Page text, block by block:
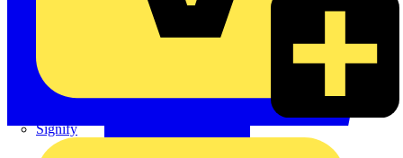
Signify